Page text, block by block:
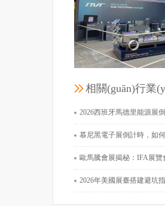
展覽面積
工程時間：
北谷電子股
展覽面積
相關(guān)行業
2026西班牙馬德里能源展倒計時：500家企業(yè)
慕尼黑電子展倒計時，如何選擇展位設
歐馬騰會展揭秘：IFA展覽會上怎樣用
2026年美國展臺搭建避坑指南：別讓你